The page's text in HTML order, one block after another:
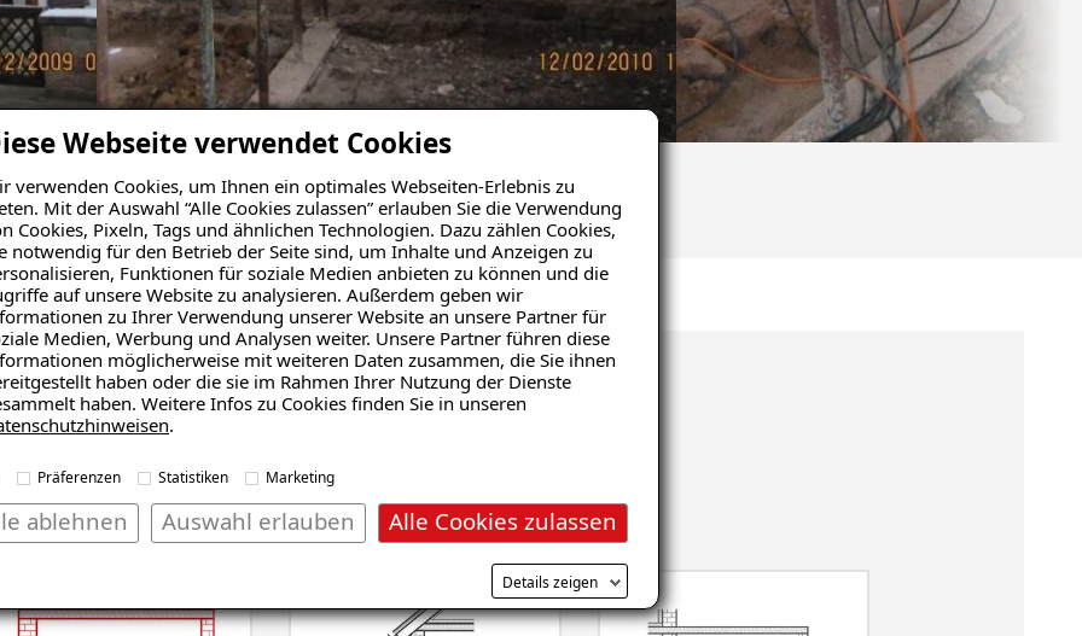
Webseite verwendet Cookies
verwenden Cookies, um Ihnen ein optimales Webseiten-Erlebnis zu
Mit der Auswahl “Alle Cookies zulassen” erlauben Sie die Verwendung
Cookies, Pixeln, Tags und ähnlichen Technologien. Dazu zählen Cookies,
notwendig für den Betrieb der Seite sind, um Inhalte und Anzeigen zu
Funktionen für soziale Medien anbieten zu können und die
auf unsere Website zu analysieren. Außerdem geben wir
zu Ihrer Verwendung unserer Website an unsere Partner für
Medien, Werbung und Analysen weiter. Unsere Partner führen diese
möglicherweise mit weiteren Daten zusammen, die Sie ihnen
haben oder die sie im Rahmen Ihrer Nutzung der Dienste
haben. Weitere Infos zu Cookies finden Sie in unseren
.
Präferenzen Statistiken Marketing
Alle Cookies zulassen
Auswahl erlauben
ablehnen
Details zeigen
erhalten